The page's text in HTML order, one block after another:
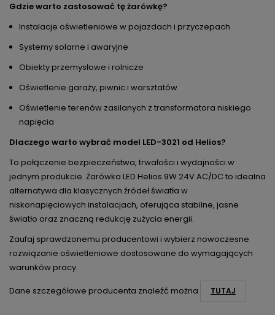
Gdzie warto zastosować tę żarówkę?
Instalacje oświetleniowe w pojazdach i przyczepach
Systemy solarne i awaryjne
Obiekty przemysłowe i rolnicze
Oświetlenie garaży, piwnic i warsztatów
Oświetlenie terenów zasilanych z transformatora niskiego
napięcia
Dlaczego warto wybrać model LED-3021 od Helios?
To połączenie bezpieczeństwa, trwałości i wydajności w
jednym produkcie. Żarówka LED Helios 9W 24V AC/DC to idealna
alternatywa dla klasycznych źródeł światła w
niskonapięciowych instalacjach, oferująca stabilne, jasne
światło oraz znaczną redukcję zużycia energii.
Zaufaj sprawdzonemu producentowi i wybierz nowoczesne
rozwiązanie oświetleniowe dostosowane do wymagających
warunków pracy.
Dane szczegółowe producenta znaleźć można
TUTAJ